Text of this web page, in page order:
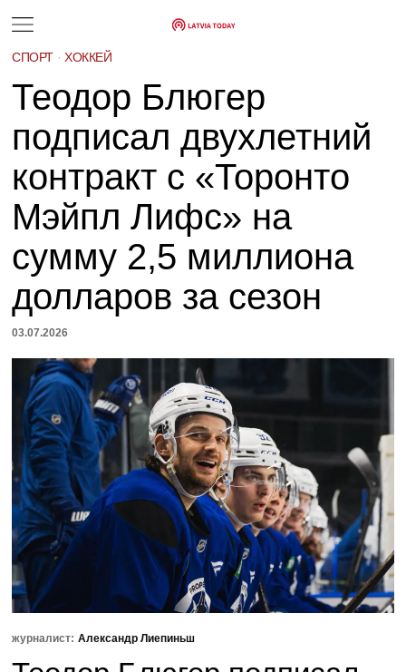
СПОРТ · ХОККЕЙ
Теодор Блюгер
подписал двухлетний
контракт с «Торонто
Мэйпл Лифс» на
сумму 2,5 миллиона
долларов за сезон
03.07.2026
журналист: Александр Лиепиньш